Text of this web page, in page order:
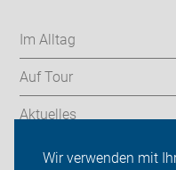
Wir verwenden mit
Im Alltag
Auf Tour
Aktuelles
Über uns